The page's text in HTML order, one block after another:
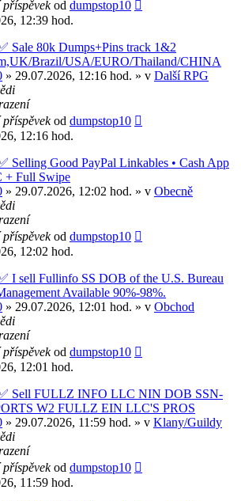
příspěvekod dumpstop10
12:39 hod.
Sale 80k Dumps+Pins track 1&2
Brazil/USA/EURO/Thailand/CHINA
» 29.07.2026, 12:16 hod. » v Další RPG
příspěvekod dumpstop10
12:16 hod.
Selling Good PayPal Linkables • Cash App
+ Full Swipe
» 29.07.2026, 12:02 hod. » v Obecně
příspěvekod dumpstop10
12:02 hod.
I sell Fullinfo SS DOB of the U.S. Bureau
Available 90%-98%.
» 29.07.2026, 12:01 hod. » v Obchod
příspěvekod dumpstop10
12:01 hod.
Sell FULLZ INFO LLC NIN DOB SSN-
W2 FULLZ EIN LLC'S PROS
» 29.07.2026, 11:59 hod. » v Klany/Guildy
příspěvekod dumpstop10
11:59 hod.